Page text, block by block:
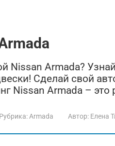
Nissan Armada?
Сделай свой
Nissan Armada – это
Рубрика: Armada Автор: Елена